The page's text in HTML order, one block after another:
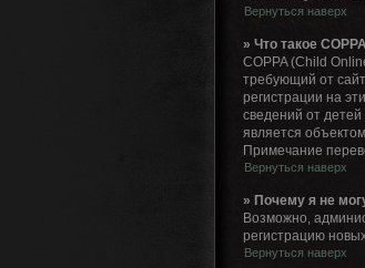
Вернуться наверх
» Что такое
COPPA (Child
требующий от
регистрации на
сведений от
является
Примечание
Вернуться наверх
» Почему я не
Возможно,
регистрацию
Вернуться наверх